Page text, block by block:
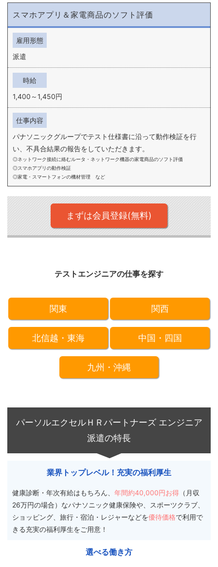
スマホアプリ＆家電商品のソフト評価
雇用形態
派遣
時給
1,400～1,450円
仕事内容
パナソニックグループでテスト仕様書に沿って動作検証を行
い、不具合結果の報告をしていただきます。
ネットワーク接続に絡むルータ・ネットワーク機器の家電商品のソフト評価
スマホアプリの動作検証
家電・スマートフォンの機材管理 など
まずは会員登録(無料)
テストエンジニアの仕事を探す
関東 関西
北信越・東海 中国・四国
九州・沖縄
パーソルエクセルＨＲパートナーズ エンジニア
派遣の特長
業界トップレベル！充実の福利厚生
健康診断・年次有給はもちろん、 年間約40,000円お得 （月収
26万円の場合）なパナソニック健康保険や、スポーツクラブ、
ショッピング、旅行・宿泊・レジャーなどを優待価格で利用で
きる充実の福利厚生をご用意！
選べる働き方